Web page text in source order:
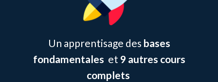
Un apprentisage des bases
fondamentales et 9 autres cours
complets